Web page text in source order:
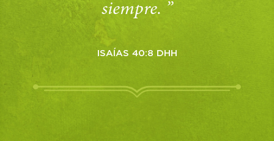
siempre. ”
ISAÍAS 40:8 DHH